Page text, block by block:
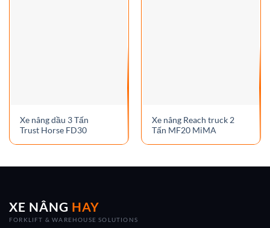
Xe nâng dầu 3 Tấn
Trust Horse FD30
Xe nâng Reach truck 2
Tấn MF20 MiMA
XE NÂNG HAY
FORKLIFT & WAREHOUSE SOLUTIONS